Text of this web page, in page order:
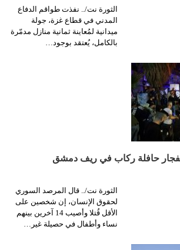
الثورة نت/.. نفذت طواقم الدفاع
المدني في قطاع غزة، جولة
ميدانية لمُعاينة ثمانية منازل مدمّرة
بالكامل، يُعتقد بوجود…
الثورة نت/.. قال المرصد السوري
لحقوق الإنسان، إن شخصين على
الأقل قُتلا وأصيب 14 آخرين بينهم
نساء وأطفال في حصيلة غير…